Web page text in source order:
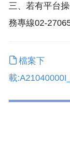
三、若有平台
務專線02-
檔案下
載